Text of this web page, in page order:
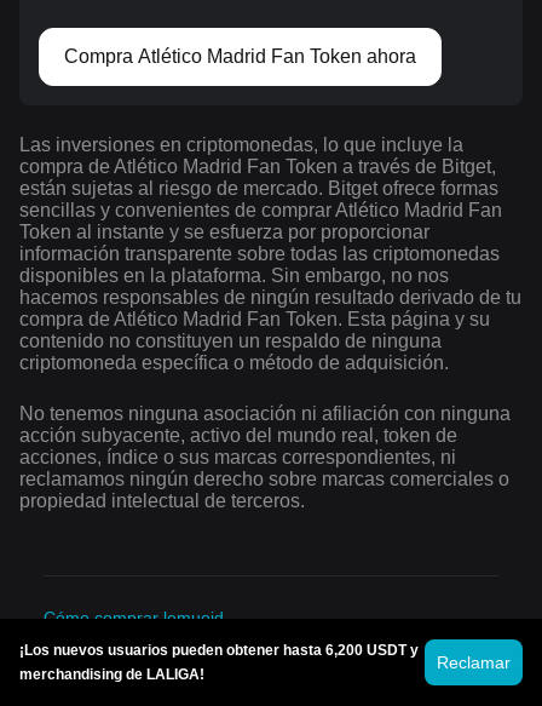
Compra Atlético Madrid Fan Token ahora
Las inversiones en criptomonedas, lo que incluye la
compra de Atlético Madrid Fan Token a través de Bitget,
están sujetas al riesgo de mercado. Bitget ofrece formas
sencillas y convenientes de comprar Atlético Madrid Fan
Token al instante y se esfuerza por proporcionar
información transparente sobre todas las criptomonedas
disponibles en la plataforma. Sin embargo, no nos
hacemos responsables de ningún resultado derivado de tu
compra de Atlético Madrid Fan Token. Esta página y su
contenido no constituyen un respaldo de ninguna
criptomoneda específica o método de adquisición.
No tenemos ninguna asociación ni afiliación con ninguna
acción subyacente, activo del mundo real, token de
acciones, índice o sus marcas correspondientes, ni
reclamamos ningún derecho sobre marcas comerciales o
propiedad intelectual de terceros.
Cómo comprar lemuoid
Cómo comprar VaultBridge Bridged WBTC (Katana)
¡Los nuevos usuarios pueden obtener hasta 6,200 USDT y
merchandising de LALIGA!
Reclamar